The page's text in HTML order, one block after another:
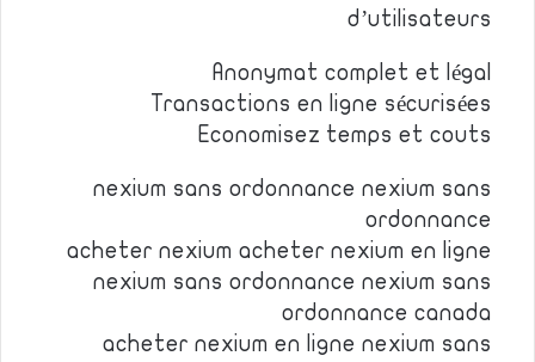
d’utilisateurs
Anonymat complet et légal
Transactions en ligne sécurisées
Economisez temps et couts
nexium sans ordonnance nexium sans
ordonnance
acheter nexium acheter nexium en ligne
nexium sans ordonnance nexium sans
ordonnance canada
acheter nexium en ligne nexium sans